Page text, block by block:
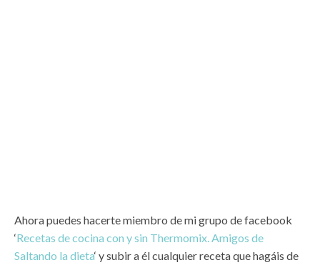
Ahora puedes hacerte miembro de mi grupo de facebook
‘Recetas de cocina con y sin Thermomix. Amigos de
Saltando la dieta‘ y subir a él cualquier receta que hagáis de